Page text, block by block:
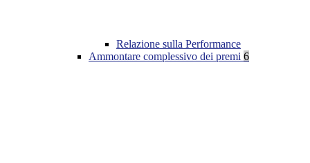
Relazione sulla Performance
Ammontare complessivo dei premi 6